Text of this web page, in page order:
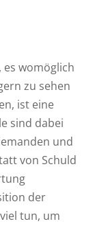
es womöglich
zu sehen
ist eine
sind dabei
und
von Schuld
der
tun, um